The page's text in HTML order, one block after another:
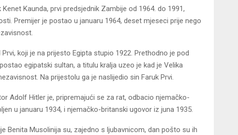
Kaunda, prvi predsjednik Zambije od 1964. do 1991,
Premijer je postao u januaru 1964, deset mjeseci prije nego
koji je na prijesto Egipta stupio 1922. Prethodno je pod
egipatski sultan, a titulu kralja uzeo je kad je Velika
Na prijestolu ga je naslijedio sin Faruk Prvi.
Adolf Hitler je, pripremajući se za rat, odbacio njemačko-
u januaru 1934, i njemačko-britanski ugovor iz juna 1935.
Benita Musolinija su, zajedno s ljubavnicom, dan pošto su ih